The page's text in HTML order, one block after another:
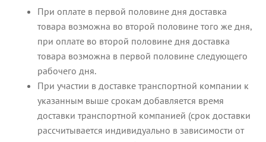
При оплате в первой половине дня доставка
товара возможна во второй половине того же дня,
при оплате во второй половине дня доставка
товара возможна в первой половине следующего
рабочего дня.
При участии в доставке транспортной компании к
указанным выше срокам добавляется время
доставки транспортной компанией (срок доставки
рассчитывается индивидуально в зависимости от